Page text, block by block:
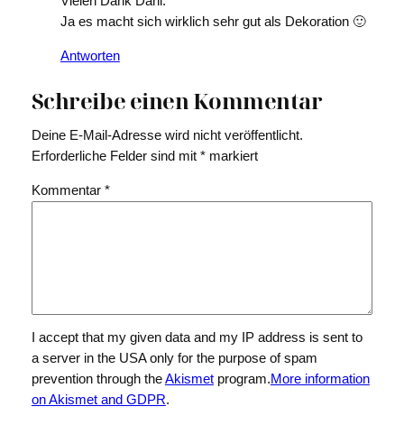
Ja es macht sich wirklich sehr gut als Dekoration 🙂
Antworten
Schreibe einen Kommentar
Deine E-Mail-Adresse wird nicht veröffentlicht.
Erforderliche Felder sind mit *markiert
Kommentar *
I accept that my given data and my IP address is sent to
a server in the USA only for the purpose of spam
prevention through theAkismetprogram.More information
on Akismet and GDPR.